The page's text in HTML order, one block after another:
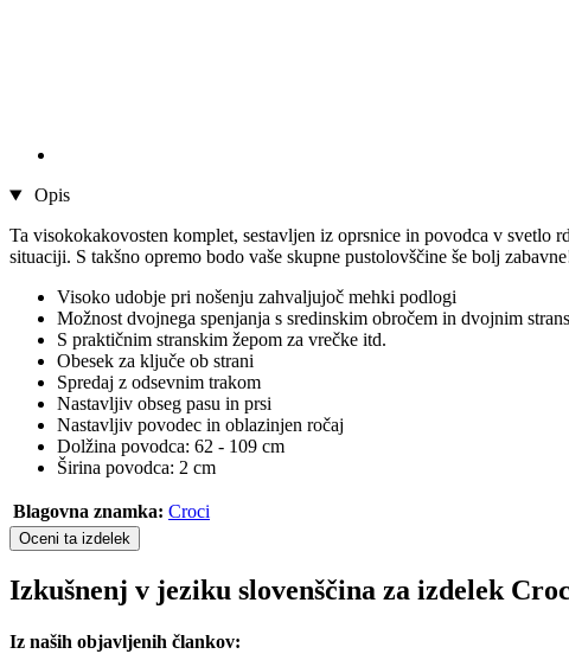
Opis
Ta visokokakovosten komplet, sestavljen iz oprsnice in povodca v svetlo
situaciji. S takšno opremo bodo vaše skupne pustolovščine še bolj
Visoko udobje pri nošenju zahvaljujoč mehki podlogi
Možnost dvojnega spenjanja s sredinskim obročem in dvojnim
S praktičnim stranskim žepom za vrečke itd.
Obesek za ključe ob strani
Spredaj z odsevnim trakom
Nastavljiv obseg pasu in prsi
Nastavljiv povodec in oblazinjen ročaj
Dolžina povodca: 62 - 109 cm
Širina povodca: 2 cm
Blagovna znamka: Croci
Oceni ta izdelek
Izkušnenj v jeziku slovenščina za izdelek
Iz naših objavljenih člankov: